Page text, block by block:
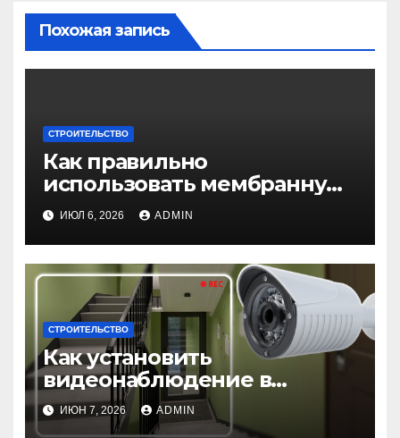
Похожая запись
СТРОИТЕЛЬСТВО
Как правильно
использовать мембранную
плёнку для гидроизоляции
крыши дома
ИЮЛ 6, 2026 ADMIN
СТРОИТЕЛЬСТВО
Как установить
видеонаблюдение в
подъезде: пошаговая
инструкция и советы
ИЮН 7, 2026 ADMIN